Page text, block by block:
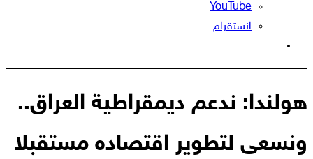
‫YouTube
انستقرام
المظلم
هولندا: ندعم ديمقراطية العراق..
ونسعى لتطوير اقتصاده مستقبلا